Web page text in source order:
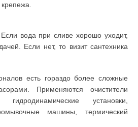
вода при сливе хорошо уходит,
Если нет, то визит сантехника
есть гораздо более сложные
Применяются очистители
установки,
машины, термический